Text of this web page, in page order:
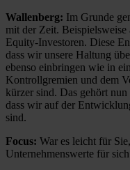
Wallenberg: Im Grunde
mit der Zeit.
Equity-Investoren. Diese
dass wir unsere Haltung
ebenso einbringen wie in
Kontrollgremien und dem
kürzer sind. Das gehört
dass wir auf der
sind.
Focus: War es leicht für
Unternehmenswerte für